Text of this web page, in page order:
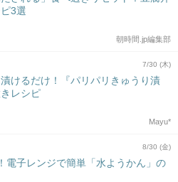
3選
朝時間.jp編集部
7/30 (木)
けるだけ！『パリパリきゅうり漬
レシピ
Mayu*
8/30 (金)
電子レンジで簡単「水ようかん」の